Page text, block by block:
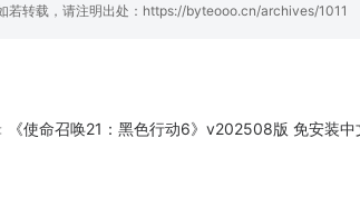
若转载，请注明出处： https://byteooo.cn/archives/1011
《使命召唤21：黑色行动6》v202508版 免安装中